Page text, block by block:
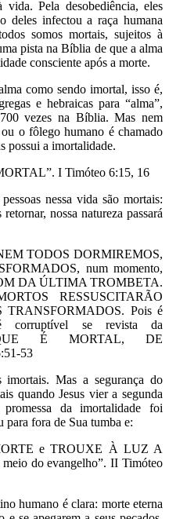
Pela desobediência, eles
deles infectou a raça humana
somos mortais, sujeitos à
pista na Bíblia de que a alma
consciente após a morte.
como sendo imortal, isso é,
e hebraicas para “alma”,
vezes na Bíblia. Mas nem
o fôlego humano é chamado
possui a imortalidade.
I Timóteo 6:15, 16
nessa vida são mortais:
nossa natureza passará
TODOS DORMIREMOS,
num momento,
DA ÚLTIMA TROMBETA.
RESSUSCITARÃO
TRANSFORMADOS. Pois é
corruptível se revista da
É MORTAL, DE
53
imortais. Mas a segurança do
quando Jesus vier a segunda
da imortalidade foi
para fora de Sua tumba e:
e TROUXE À LUZ A
do evangelho”. II Timóteo
humano é clara: morte eterna